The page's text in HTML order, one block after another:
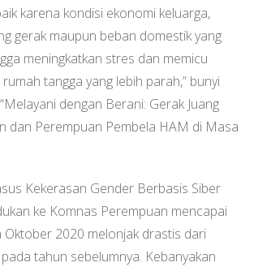
karena kondisi ekonomi keluarga,
gerak maupun beban domestik yang
meningkatkan stres dan memicu
tangga yang lebih parah,” bunyi
dengan Berani: Gerak Juang
dan Perempuan Pembela HAM di Masa
Kekerasan Gender Berbasis Siber
ke Komnas Perempuan mencapai
Oktober 2020 melonjak drastis dari
tahun sebelumnya. Kebanyakan